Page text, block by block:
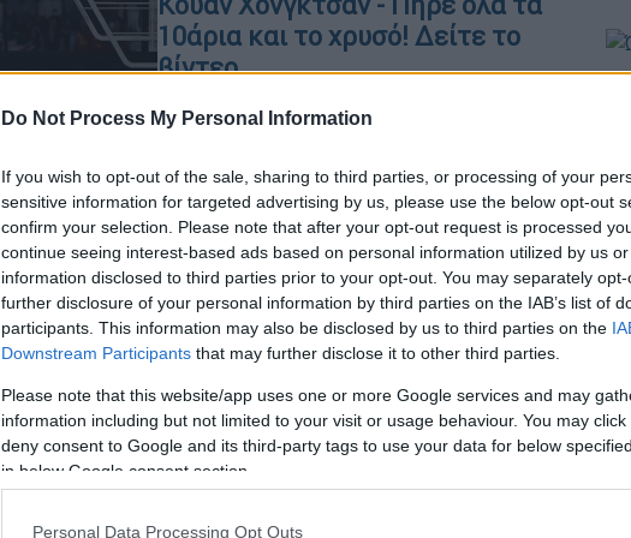
Do Not Process My Personal Information
If you wish to opt-out of the sale, sharing to third parties, or processing of your
sensitive information for targeted advertising by us, please use the below opt-out
confirm your selection. Please note that after your opt-out request is processed
continue seeing interest-based ads based on personal information utilized by us
information disclosed to third parties prior to your opt-out. You may separately
further disclosure of your personal information by third parties on the IAB’s list of
participants. This information may also be disclosed by us to third parties on the
Downstream Participants that may further disclose it to other third parties.
Please note that this website/app uses one or more Google services and may
information including but not limited to your visit or usage behaviour. You may
deny consent to Google and its third-party tags to use your data for below
in below Google consent section.
Personal Data Processing Opt Outs
10άρια και το χρυσό! Δείτε το
βίντεο
Άγγιξε την τελειότητα! Καθηλωτική η
επίδοση της 17χρονης
Αθλητισμός|05.04.2024 09:30
Αμήχανο: H στιγμή που αθλητής
γλιστράει από τον βατήρα στα
εγκαίνια Ολυμπιακής πισίνας
Την εκδήλωση παρακολουθούσε και ο
Εμανουέλ Μακρόν